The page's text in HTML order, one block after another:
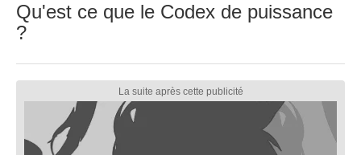
Qu'est ce que le Codex de puissance
?